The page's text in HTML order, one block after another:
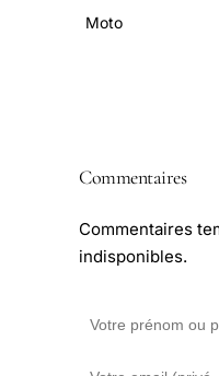
Moto
Commentaires
Commentaires
indisponibles.